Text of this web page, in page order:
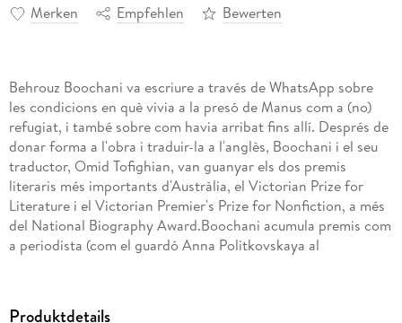
Merken Empfehlen Bewerten
Behrouz Boochani va escriure a través de WhatsApp sobre
les condicions en què vivia a la presó de Manus com a (no)
refugiat, i també sobre com havia arribat fins allí. Després de
donar forma a l'obra i traduir-la a l'anglès, Boochani i el seu
traductor, Omid Tofighian, van guanyar els dos premis
literaris més importants d'Austràlia, el Victorian Prize for
Literature i el Victorian Premier's Prize for Nonfiction, a més
del National Biography Award.Boochani acumula premis com
a periodista (com el guardó Anna Politkovskaya al
Produktdetails